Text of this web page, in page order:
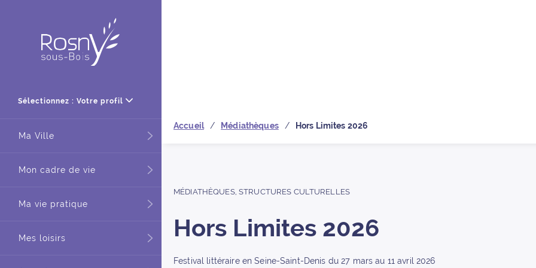
Retour à la page
Sélectionnez : Votre profil
Ma Ville
Mon cadre de vie
Ma vie pratique
Mes loisirs
Accueil Médiathèques Hors Limites 2026
MÉDIATHÈQUES, STRUCTURES CULTURELLES
Hors Limites 2026
Festival littéraire en Seine-Saint-Denis du 27 mars au 11 avril 2026